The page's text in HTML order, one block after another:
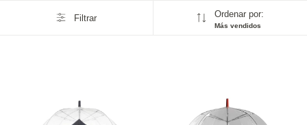
Filtrar Ordenar por:
Más vendidos